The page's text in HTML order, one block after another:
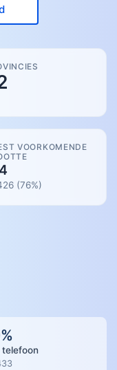
VOORKOMENDE
(76%)
%
telefoon